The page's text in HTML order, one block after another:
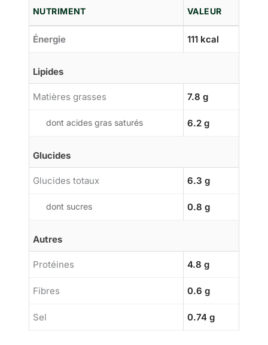
NUTRIMENT VALEUR
Énergie 111 kcal
Lipides
Matières grasses 7.8 g
dont acides gras saturés 6.2 g
Glucides
Glucides totaux 6.3 g
dont sucres 0.8 g
Autres
Protéines 4.8 g
Fibres 0.6 g
Sel 0.74 g